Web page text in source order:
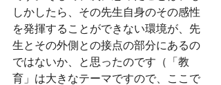
しかしたら、その先生自身のその感性
を発揮することができない環境が、先
生とその外側との接点の部分にあるの
ではないか、と思ったのです（「教
育」は大きなテーマですので、ここで